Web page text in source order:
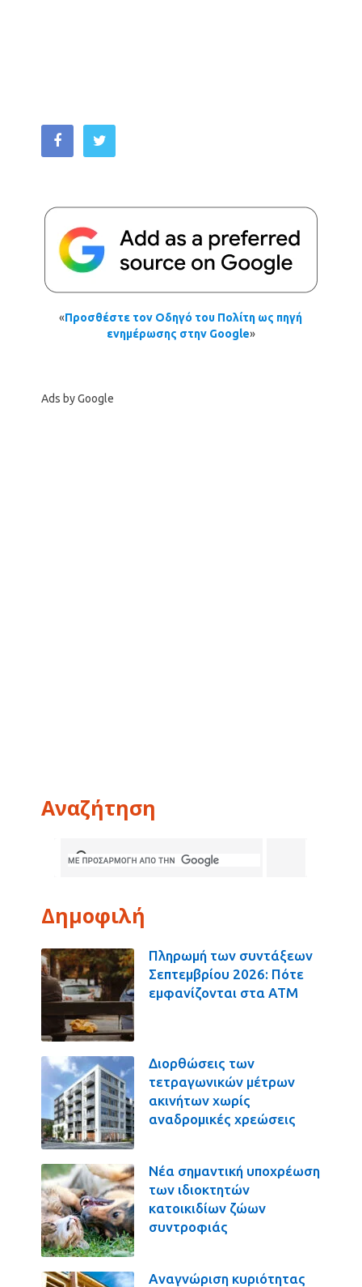
«Προσθέστε τον Οδηγό του Πολίτη ως πηγή
ενημέρωσης στην Google»
Ads by Google
Αναζήτηση
Δημοφιλή
Πληρωμή των συντάξεων
Σεπτεμβρίου 2026: Πότε
εμφανίζονται στα ΑΤΜ
Διορθώσεις των
τετραγωνικών μέτρων
ακινήτων χωρίς
αναδρομικές χρεώσεις
Νέα σημαντική υποχρέωση
των ιδιοκτητών
κατοικιδίων ζώων
συντροφιάς
Αναγνώριση κυριότητας